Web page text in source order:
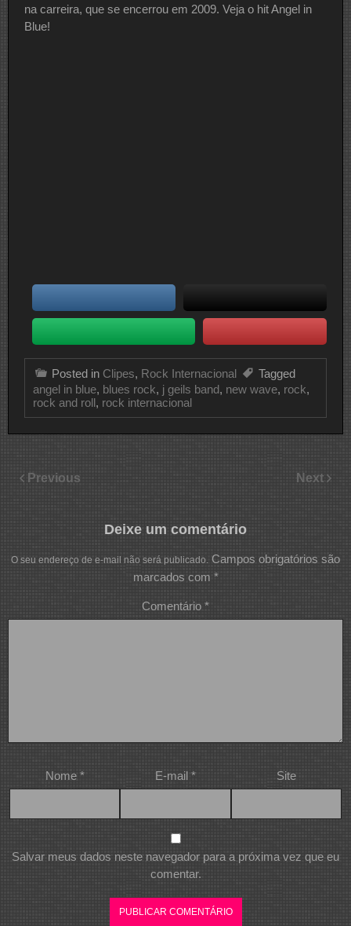
na carreira, que se encerrou em 2009. Veja o hit Angel in
Blue!
Posted in Clipes, Rock Internacional
Tagged
angel in blue, blues rock, j geils band, new wave, rock,
rock and roll, rock internacional
Previous Next
Deixe um comentário
O seu endereço de e-mail não será publicado. Campos obrigatórios são
marcados com *
Comentário *
Nome * E-mail * Site
Salvar meus dados neste navegador para a próxima vez que eu
comentar.